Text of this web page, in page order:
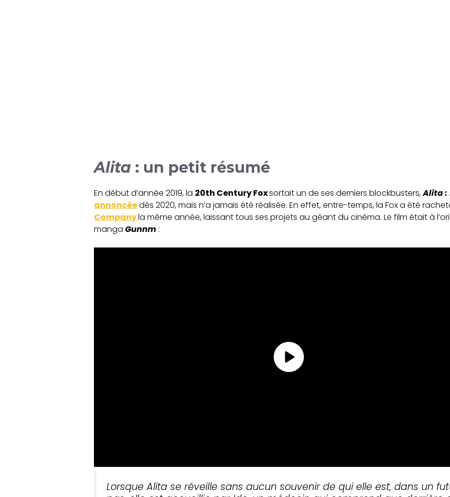
Alita : un petit résumé
En début d’année 2019, la 20th Century Foxsortait un de ses derniers blockbusters,Alita :
annoncéedès 2020, mais n’a jamais été réalisée. En effet, entre-temps, la Fox a été
Companyla même année, laissant tous ses projets au géant du cinéma. Le film était à
manga Gunnm :
Lorsque Alita se réveille sans aucun souvenir de qui elle est, dans un